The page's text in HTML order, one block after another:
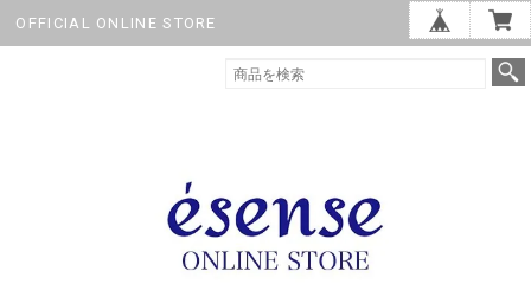
OFFICIAL ONLINE STORE